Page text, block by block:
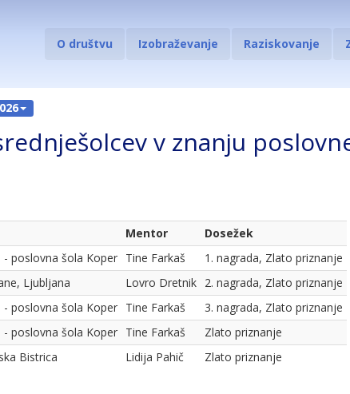
O društvu Izobraževanje Raziskovanje
v znanju
Mentor
Dosežek
- poslovna šola Koper Tine Farkaš
1. nagrada, Zlato priznanje
Ljubljana Lovro Dretnik 2. nagrada, Zlato priznanje
- poslovna šola Koper Tine Farkaš
3. nagrada, Zlato priznanje
- poslovna šola Koper Tine Farkaš
Zlato priznanje
Bistrica Lidija Pahič Zlato priznanje